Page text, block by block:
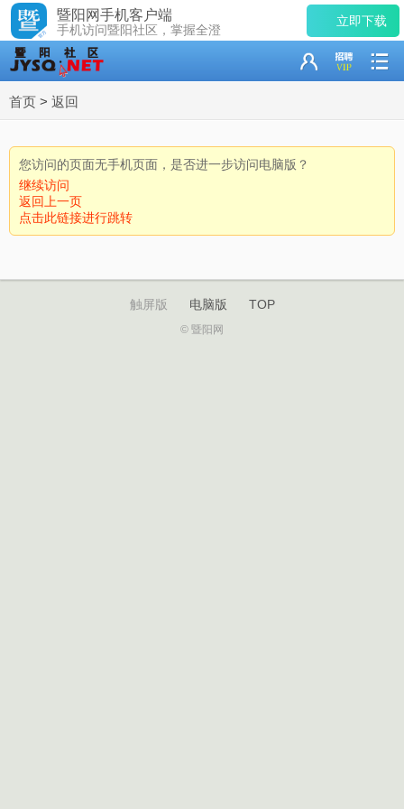
暨阳网手机客户端
手机访问暨阳社区，掌握全澄
立即下载
首页 > 返回
您访问的页面无手机页面，是否进一步访问电脑版？
继续访问
返回上一页
点击此链接进行跳转
触屏版 电脑版 TOP
© 暨阳网